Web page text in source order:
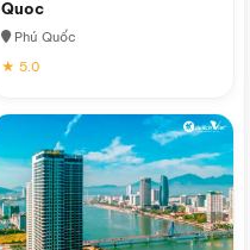
Quoc
Phú Quốc
★ 5.0